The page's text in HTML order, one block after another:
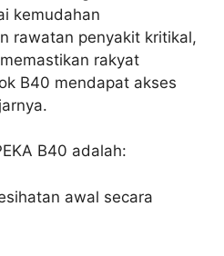
kemudahan
rawatan penyakit kritikal,
rakyat
B40 mendapat akses
B40 adalah:
awal secara